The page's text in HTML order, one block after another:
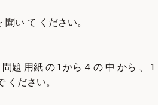
い て ください。
題 用紙 の 1 から 4 の 中 から 、 1
ください。